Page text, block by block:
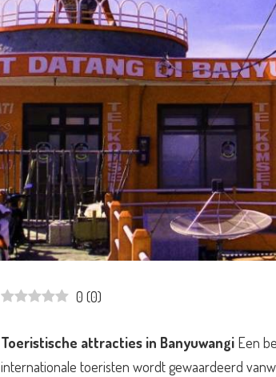
0 (0)
Toeristische attracties in Banyuwangi Een
internationale toeristen wordt gewaardeerd